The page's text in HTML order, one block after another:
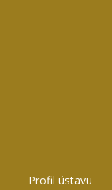
Profil ústavu